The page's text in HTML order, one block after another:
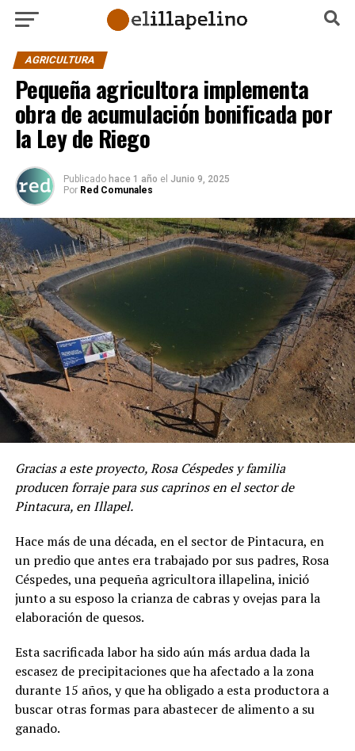
AGRICULTURA
Pequeña agricultora implementa
obra de acumulación bonificada por
la Ley de Riego
Publicado hace 1 año el Junio 9, 2025
Por Red Comunales
Gracias a este proyecto, Rosa Céspedes y familia
producen forraje para sus caprinos en el sector de
Pintacura, en Illapel.
Hace más de una década, en el sector de Pintacura, en
un predio que antes era trabajado por sus padres, Rosa
Céspedes, una pequeña agricultora illapelina, inició
junto a su esposo la crianza de cabras y ovejas para la
elaboración de quesos.
Esta sacrificada labor ha sido aún más ardua dada la
escasez de precipitaciones que ha afectado a la zona
durante 15 años, y que ha obligado a esta productora a
buscar otras formas para abastecer de alimento a su
ganado.